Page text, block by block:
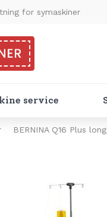
for symaskiner
service
BERNINA Q16 Plus